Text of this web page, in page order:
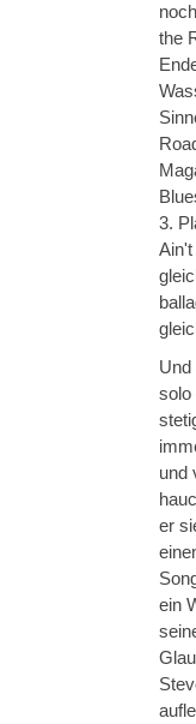
the
3.
Und
solo
und
er
ein